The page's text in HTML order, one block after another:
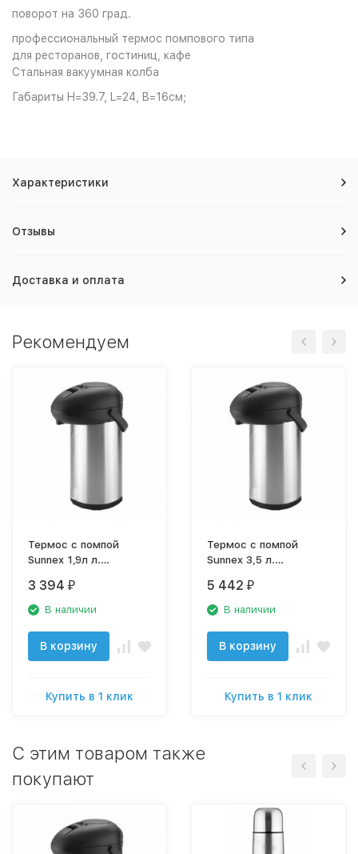
поворот на 360 град.
профессиональный термос помпового типа
для ресторанов, гостиниц, кафе
Стальная вакуумная колба
Габариты H=39.7, L=24, B=16см;
Характеристики
Отзывы
Доставка и оплата
Рекомендуем
Термос с помпой
Sunnex 1,9л л.
3 394 ₽
В наличии
В корзину
Купить в 1 клик
Термос с помпой
Sunnex 3,5 л.
5 442 ₽
В наличии
В корзину
Купить в 1 клик
C этим товаром также
покупают